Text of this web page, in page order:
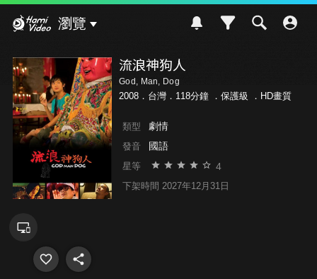
瀏覽
流浪神狗人
God, Man, Dog
2008．台灣．118分鐘 ． 保護級 ．HD畫質
類型 劇情
發音 國語
星等 4
下架時間 2027年12月31日